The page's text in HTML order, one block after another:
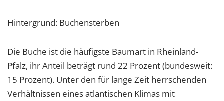
Hintergrund: Buchensterben
Die Buche ist die häufigste Baumart in Rheinland-
Pfalz, ihr Anteil beträgt rund 22 Prozent (bundesweit:
15 Prozent). Unter den für lange Zeit herrschenden
Verhältnissen eines atlantischen Klimas mit